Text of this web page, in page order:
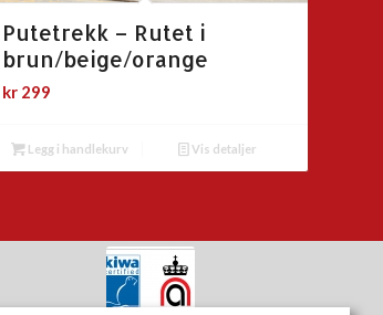
Putetrekk – Rutet i
brun/beige/orange
kr299
Legg i handlekurv Vis detaljer